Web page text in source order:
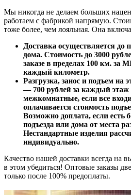
Мы никогда не делаем больших
работаем с фабрикой напрямую.
тоже более, чем лояльная. Она
Доставка осуществляется до
дома. Стоимость до 3000
заказе в пределах 100 км. за
каждый километр.
Разгрузка, занос и подъем на
— 700 рублей за каждый этаж
межкомнатные, если все
оплачивается стоимость
Возможно доплата, если есть
подъезда или дома от места
Нестандартные изделия
индивидуально.
Качество нашей доставки всегда на
в этом убедиться! Оптовые заказы
только после 100% предоплаты.